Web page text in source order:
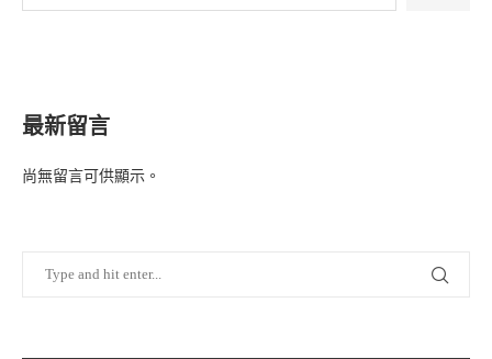
最新留言
尚無留言可供顯示。